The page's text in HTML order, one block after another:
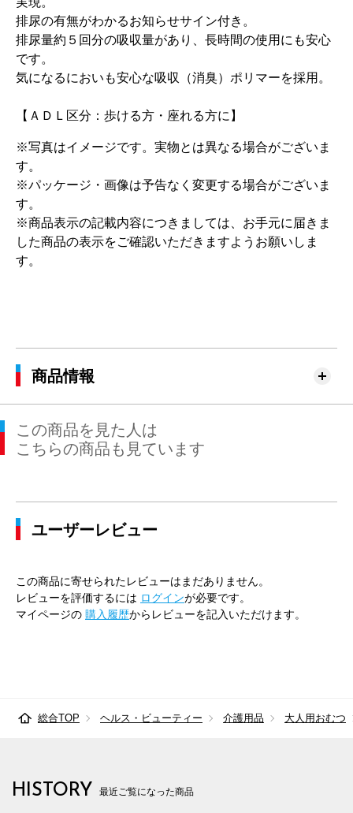
排尿の有無がわかるお知らせサイン付き。
排尿量約５回分の吸収量があり、長時間の使用にも安心
です。
気になるにおいも安心な吸収（消臭）ポリマーを採用。
【ＡＤＬ区分：歩ける方・座れる方に】
※写真はイメージです。実物とは異なる場合がございま
す。
※パッケージ・画像は予告なく変更する場合がございま
す。
※商品表示の記載内容につきましては、お手元に届きま
した商品の表示をご確認いただきますようお願いしま
す。
商品情報
この商品を見た人は
こちらの商品も見ています
ユーザーレビュー
この商品に寄せられたレビューはまだありません。
レビューを評価するには ログインが必要です。
マイページの 購入履歴からレビューを記入いただけます。
総合TOP ヘルス・ビューティー 介護用品 大人用おむつ
HISTORY 最近ご覧になった商品